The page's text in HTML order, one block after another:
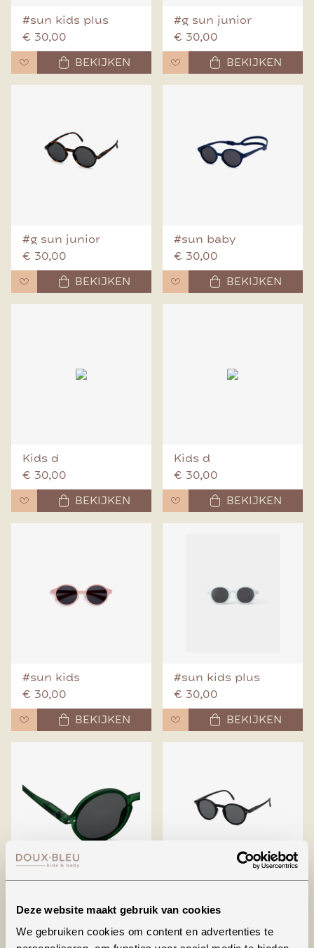
Deze website maakt gebruik van cookies
We gebruiken cookies om content en advertenties te
#sun kids plus
€ 30,00
BEKIJKEN
#g sun junior
€ 30,00
BEKIJKEN
#g sun junior
€ 30,00
BEKIJKEN
#sun baby
€ 30,00
BEKIJKEN
Kids d
€ 30,00
BEKIJKEN
Kids d
€ 30,00
BEKIJKEN
#sun kids
€ 30,00
BEKIJKEN
#sun kids plus
€ 30,00
BEKIJKEN
€ 30,00
BEKIJKEN
€ 30,00
BEKIJKEN